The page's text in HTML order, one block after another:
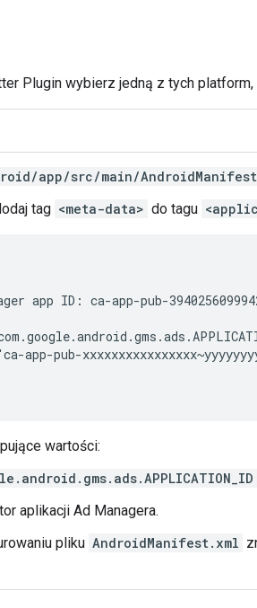
Plugin wybierz jedną z tych
app/src/main/
tag <meta-data> do tagu
app ID: ca-app-pub-
wartości:
aplikacji Ad Managera.
pliku AndroidManifest.xml